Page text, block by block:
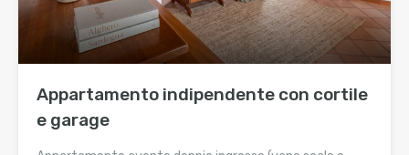
Appartamento indipendente con cortile
e garage